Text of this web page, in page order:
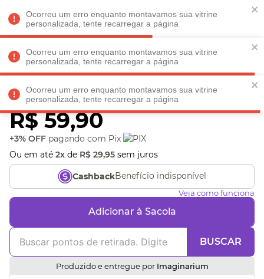
Ocorreu um erro enquanto montavamos sua vitrine
personalizada, tente recarregar a página
Ocorreu um erro enquanto montavamos sua vitrine
personalizada, tente recarregar a página
Ocorreu um erro enquanto montavamos sua vitrine
personalizada, tente recarregar a página
Faltam REGULAMENTO
Veja produtos perto de você! Informe seu CEP
Chaveiro Pelucia Catita
R$ 59,90
+3% OFF pagando com Pix
Ou em até 2x de R$ 29,95 sem juros
CashbackBenefício indisponível
Veja como funciona
Adicionar à Sacola
BUSCAR
Produzido e entregue por Imaginarium